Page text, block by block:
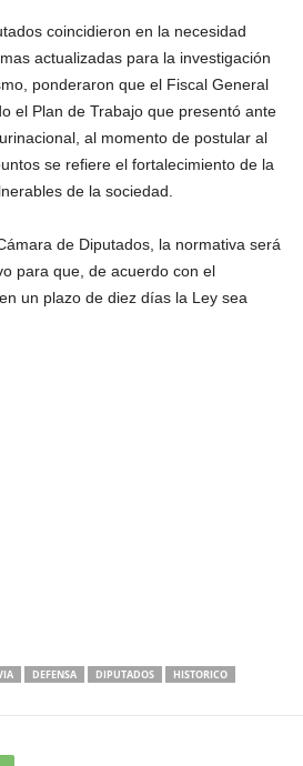
coincidieron en la necesidad
actualizadas para la investigación
ponderaron que el Fiscal General
el Plan de Trabajo que presentó ante
al momento de postular al
se refiere el fortalecimiento de la
de la sociedad.
de Diputados, la normativa será
para que, de acuerdo con el
un plazo de diez días la Ley sea
DEFENSA DIPUTADOS
HISTORICO